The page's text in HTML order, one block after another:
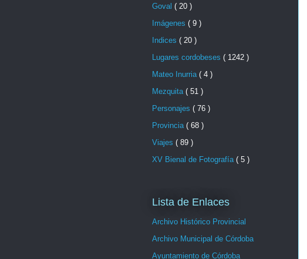
Goval ( 20 )
Imágenes ( 9 )
Indices ( 20 )
Lugares cordobeses ( 1242 )
Mateo Inurria ( 4 )
Mezquita ( 51 )
Personajes ( 76 )
Provincia ( 68 )
Viajes ( 89 )
XV Bienal de Fotografía ( 5 )
Lista de Enlaces
Archivo Histórico Provincial
Archivo Municipal de Córdoba
Ayuntamiento de Córdoba